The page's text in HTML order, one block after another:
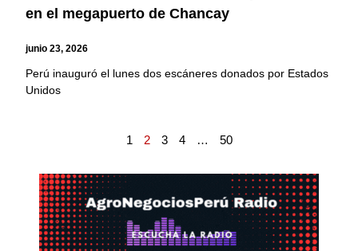
en el megapuerto de Chancay
junio 23, 2026
Perú inauguró el lunes dos escáneres donados por Estados
Unidos
1 2 3 4 … 50